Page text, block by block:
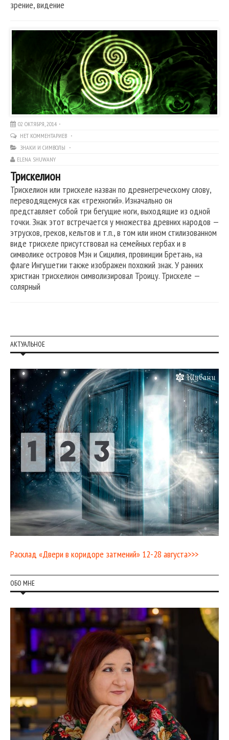
зрение, видение
02 ОКТЯБРЯ, 2014
НЕТ КОММЕНТАРИЕВ
ЗНАКИ И СИМВОЛЫ
ELENA SHUWANY
Трискелион
Трискелион или трискеле назван по древнегреческому слову,
переводящемуся как «трехногий». Изначально он
представляет собой три бегущие ноги, выходящие из одной
точки. Знак этот встречается у множества древних народов —
этрусков, греков, кельтов и т.п., в том или ином стилизованном
виде трискеле присутствовал на семейных гербах и в
символике островов Мэн и Сицилия, провинции Бретань, на
флаге Ингушетии также изображен похожий знак. У ранних
христиан трискелион символизировал Троицу. Трискеле —
солярный
АКТУАЛЬНОЕ
Расклад «Двери в коридоре затмений» 12-28 августа>>>
ОБО МНЕ